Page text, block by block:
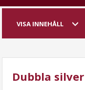
VISA INNEHÅLL
Dubbla silver